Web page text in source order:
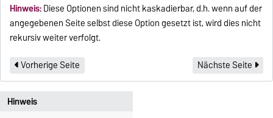
Hinweis:Diese Optionen sind nicht kaskadierbar, d.h. wenn auf der
angegebenen Seite selbst diese Option gesetzt ist, wird dies nicht
rekursiv weiter verfolgt.
Vorherige Seite
Nächste Seite
Hinweis